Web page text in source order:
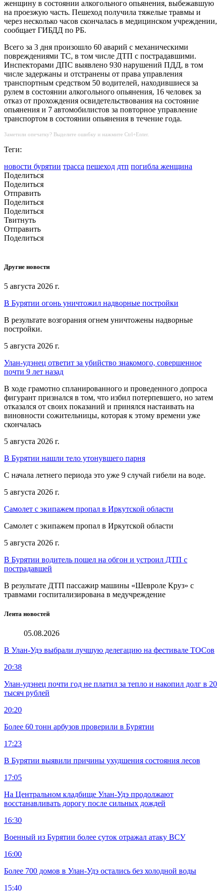
женщину в состоянии алкогольного опьянения, выбежавшую
на проезжую часть. Пешеход получила тяжелые травмы и
через несколько часов скончалась в медицинском учреждении,
сообщает ГИБДД по РБ.
Всего за 3 дня произошло 60 аварий с механическими
повреждениями ТС, в том числе ДТП с пострадавшими.
Инспекторами ДПС выявлено 930 нарушений ПДД, в том
числе задержаны и отстранены от права управления
транспортным средством 50 водителей, находившиеся за
рулем в состоянии алкогольного опьянения, 16 человек за
отказ от прохождения освидетельствования на состояние
опьянения и 7 автомобилистов за повторное управление
транспортом в состоянии опьянения в течение года.
Заметили опечатку? Выделите ошибку и нажмите Ctrl+Enter.
Теги:
новости бурятии трасса пешеход дтп погибла женщина
Поделиться
Поделиться
Отправить
Поделиться
Поделиться
Твитнуть
Отправить
Поделиться
Другие новости
5 августа 2026 г.
В Бурятии огонь уничтожил надворные постройки
В результате возгорания огнем уничтожены надворные
постройки.
5 августа 2026 г.
Улан-удэнец ответит за убийство знакомого, совершенное
почти 9 лет назад
В ходе грамотно спланированного и проведенного допроса
фигурант признался в том, что избил потерпевшего, но затем
отказался от своих показаний и принялся настаивать на
виновности сожительницы, которая к этому времени уже
скончалась
5 августа 2026 г.
В Бурятии нашли тело утонувшего парня
С начала летнего периода это уже 9 случай гибели на воде.
5 августа 2026 г.
Самолет с экипажем пропал в Иркутской области
Самолет с экипажем пропал в Иркутской области
5 августа 2026 г.
В Бурятии водитель пошел на обгон и устроил ДТП с
пострадавшей
В результате ДТП пассажир машины «Шевроле Круз» с
травмами госпитализирована в медучреждение
Лента новостей
05.08.2026
В Улан-Удэ выбрали лучшую делегацию на фестивале ТОСов
20:38
Улан-удэнец почти год не платил за тепло и накопил долг в 20
тысяч рублей
20:20
Более 60 тонн арбузов проверили в Бурятии
17:23
В Бурятии выявили причины ухудшения состояния лесов
17:05
На Центральном кладбище Улан-Удэ продолжают
восстанавливать дорогу после сильных дождей
16:30
Военный из Бурятии более суток отражал атаку ВСУ
16:00
Более 700 домов в Улан-Удэ остались без холодной воды
15:40